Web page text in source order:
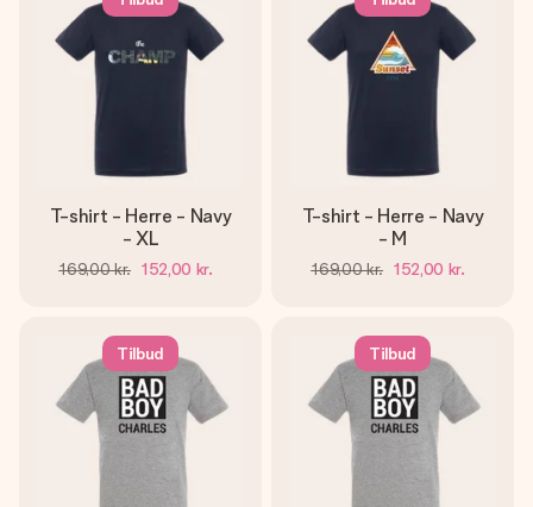
T-shirt - Herre - Navy
- XL
169,00 kr. 152,00 kr.
T-shirt - Herre - Navy
- M
169,00 kr. 152,00 kr.
Tilbud Tilbud